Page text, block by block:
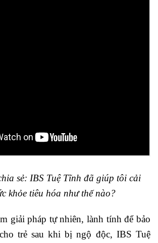
sẻ: IBS Tuệ Tĩnh đã giúp tôi cải
khỏe tiêu hóa như thế nào?
giải pháp tự nhiên, lành tính để bảo
trẻ sau khi bị ngộ độc, IBS Tuệ